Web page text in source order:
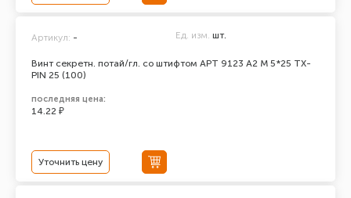
Винт секретн. потай/гл. со штифтом АРТ 9123 А2 M 5*25 TX-
PIN 25 (100)
Артикул: - Ед. изм. шт.
последняя цена:
14.22 ₽
Уточнить цену